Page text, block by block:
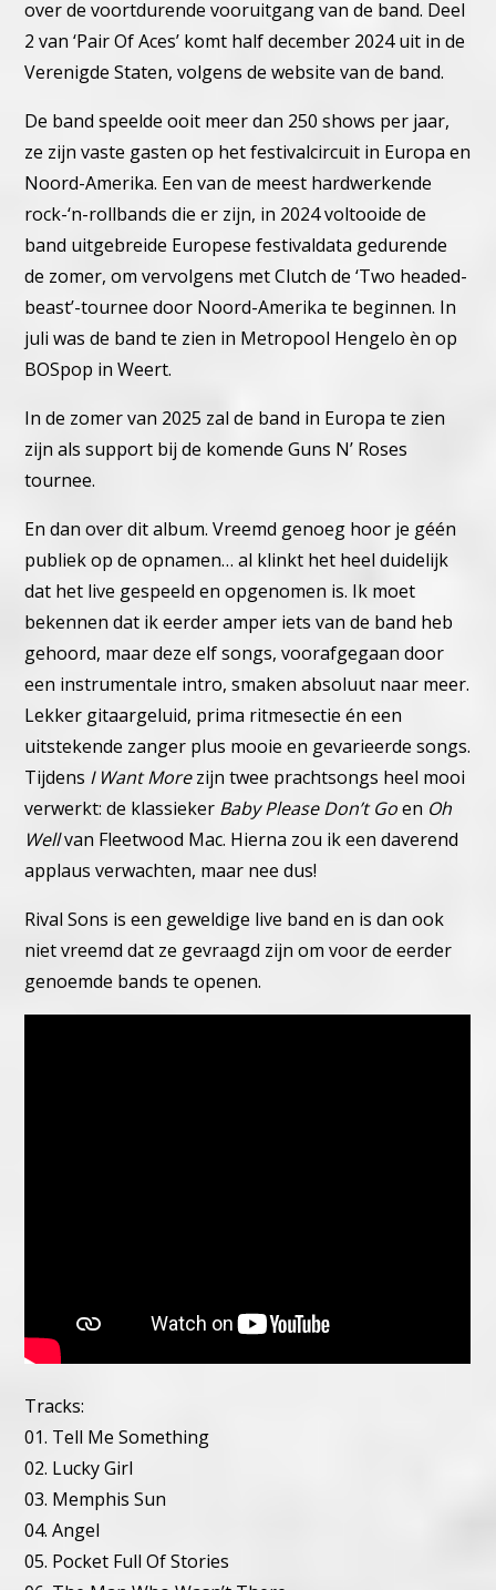
over de voortdurende vooruitgang van de band. Deel
2 van ‘Pair Of Aces’ komt half december 2024 uit in de
Verenigde Staten, volgens de website van de band.
De band speelde ooit meer dan 250 shows per jaar,
ze zijn vaste gasten op het festivalcircuit in Europa en
Noord-Amerika. Een van de meest hardwerkende
rock-‘n-rollbands die er zijn, in 2024 voltooide de
band uitgebreide Europese festivaldata gedurende
de zomer, om vervolgens met Clutch de ‘Two headed-
beast’-tournee door Noord-Amerika te beginnen. In
juli was de band te zien in Metropool Hengelo èn op
BOSpop in Weert.
In de zomer van 2025 zal de band in Europa te zien
zijn als support bij de komende Guns N’ Roses
tournee.
En dan over dit album. Vreemd genoeg hoor je géén
publiek op de opnamen… al klinkt het heel duidelijk
dat het live gespeeld en opgenomen is. Ik moet
bekennen dat ik eerder amper iets van de band heb
gehoord, maar deze elf songs, voorafgegaan door
een instrumentale intro, smaken absoluut naar meer.
Lekker gitaargeluid, prima ritmesectie én een
uitstekende zanger plus mooie en gevarieerde songs.
Tijdens I Want Morezijn twee prachtsongs heel mooi
verwerkt: de klassieker Baby Please Don’t Goen Oh
Wellvan Fleetwood Mac. Hierna zou ik een daverend
applaus verwachten, maar nee dus!
Rival Sons is een geweldige live band en is dan ook
niet vreemd dat ze gevraagd zijn om voor de eerder
genoemde bands te openen.
Tracks:
01. Tell Me Something
02. Lucky Girl
03. Memphis Sun
04. Angel
05. Pocket Full Of Stories